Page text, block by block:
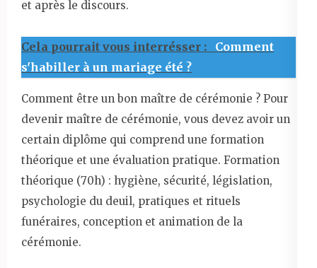
et après le discours.
Cela pourrait vous interrésser :
Comment
s'habiller à un mariage été ?
Comment être un bon maître de cérémonie ? Pour
devenir maître de cérémonie, vous devez avoir un
certain diplôme qui comprend une formation
théorique et une évaluation pratique. Formation
théorique (70h) : hygiène, sécurité, législation,
psychologie du deuil, pratiques et rituels
funéraires, conception et animation de la
cérémonie.